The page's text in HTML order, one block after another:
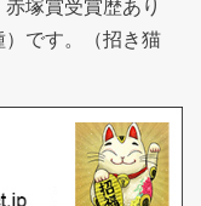
塚賞受賞歴あり
です。（招き猫